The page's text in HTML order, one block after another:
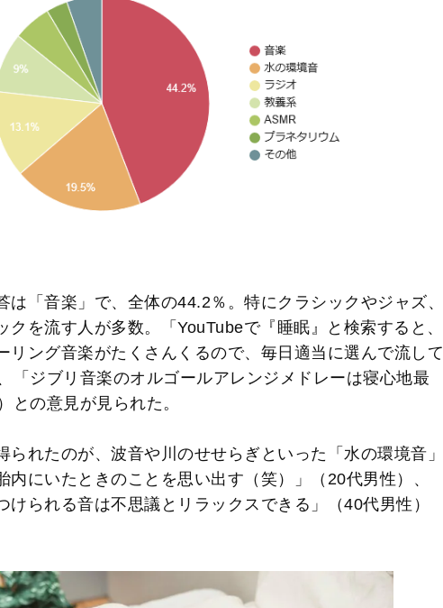
は「音楽」で、全体の44.2％。特にクラシックやジャズ、
クを流す人が多数。「YouTubeで『睡眠』と検索すると、
リング音楽がたくさんくるので、毎日適当に選んで流して
「ジブリ音楽のオルゴールアレンジメドレーは寝心地最
との意見が見られた。
られたのが、波音や川のせせらぎといった「水の環境音」
内にいたときのことを思い出す（笑）」（20代男性）、
けられる音は不思議とリラックスできる」（40代男性）